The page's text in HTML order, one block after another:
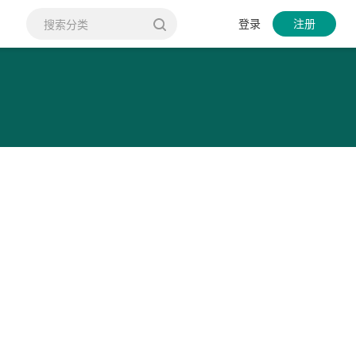
登录 注册